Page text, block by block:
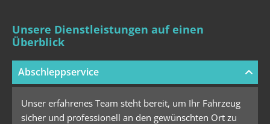
Unsere Dienstleistungen auf einen
Überblick
Abschleppservice
Unser erfahrenes Team steht bereit, um Ihr Fahrzeug
sicher und professionell an den gewünschten Ort zu